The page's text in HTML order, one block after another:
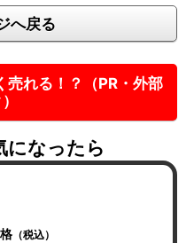
へ戻る
売れる！？（PR・外部
になったら
（税込）